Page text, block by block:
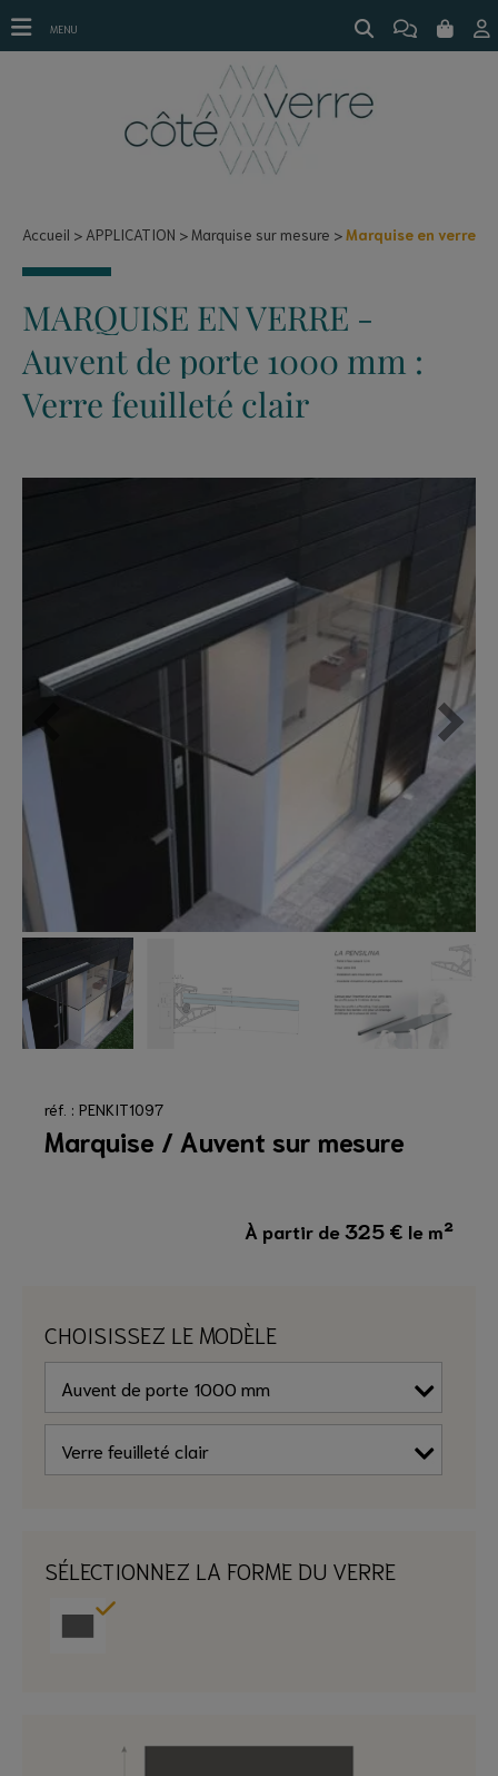
Marquise en verre
Accueil APPLICATION Marquise sur mesure Marquise en verre
MARQUISE EN VERRE -
Auvent de porte 1000 mm :
Verre feuilleté clair
réf. : PENKIT1097
Marquise / Auvent sur mesure
À partir de325 € le m²
CHOISISSEZ LE MODÈLE
SÉLECTIONNEZ LA FORME DU VERRE
MENU